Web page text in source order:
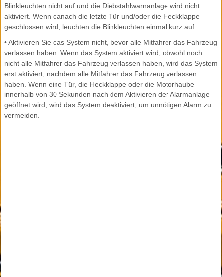
Blinkleuchten nicht auf und die Diebstahlwarnanlage wird nicht
aktiviert. Wenn danach die letzte Tür und/oder die Heckklappe
geschlossen wird, leuchten die Blinkleuchten einmal kurz auf.
• Aktivieren Sie das System nicht, bevor alle Mitfahrer das Fahrzeug
verlassen haben. Wenn das System aktiviert wird, obwohl noch
nicht alle Mitfahrer das Fahrzeug verlassen haben, wird das System
erst aktiviert, nachdem alle Mitfahrer das Fahrzeug verlassen
haben. Wenn eine Tür, die Heckklappe oder die Motorhaube
innerhalb von 30 Sekunden nach dem Aktivieren der Alarmanlage
geöffnet wird, wird das System deaktiviert, um unnötigen Alarm zu
vermeiden.